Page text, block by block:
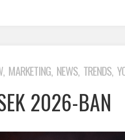
, MARKETING, NEWS, TRENDS,
2026-BAN